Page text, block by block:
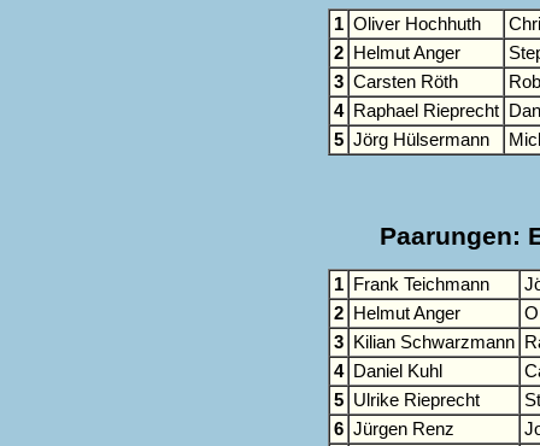
1 Oliver Hochhuth
2 Helmut Anger
3 Carsten Röth
4 Raphael Rieprecht
5 Jörg Hülsermann
Paarungen:
1 Frank Teichmann
2
Helmut Anger
3
Kilian Schwarzmann
4
Daniel Kuhl
5 Ulrike Rieprecht
6 Jürgen Renz